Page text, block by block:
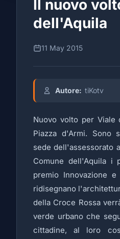
Il nuovo
dell'Aquila
11 May 2015
Autore: tiKotv
Nuovo volto per Viale
Piazza d'Armi. Sono
sede dell'assessorato
Comune dell'Aquila i
premio Innovazione
ridisegnano
della Croce Rossa
verde urbano che
cittadine, al loro